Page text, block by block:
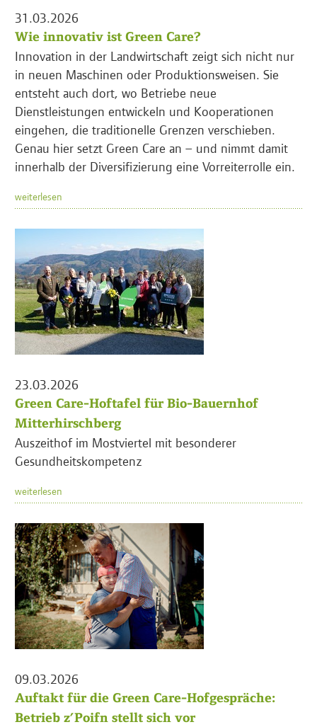
31.03.2026
Wie innovativ ist Green Care?
Innovation in der Landwirtschaft zeigt sich nicht nur
in neuen Maschinen oder Produktionsweisen. Sie
entsteht auch dort, wo Betriebe neue
Dienstleistungen entwickeln und Kooperationen
eingehen, die traditionelle Grenzen verschieben.
Genau hier setzt Green Care an – und nimmt damit
innerhalb der Diversifizierung eine Vorreiterrolle ein.
weiterlesen
23.03.2026
Green Care-Hoftafel für Bio-Bauernhof
Mitterhirschberg
Auszeithof im Mostviertel mit besonderer
Gesundheitskompetenz
weiterlesen
09.03.2026
Auftakt für die Green Care-Hofgespräche:
Betrieb z’Poifn stellt sich vor